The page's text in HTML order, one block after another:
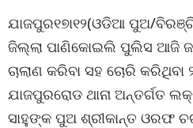
ଯାଜପୁର୧୭ା୧୨(ଓଡିଆ ପୁଅ/
ଜିଲ୍ଲା ପାଣିକୋଇଲି ପୁଲିସ ଆଜି
ଚାଲାଣ କରିବା ସହ ଚୋରି କରିଥିବା
ଯାଜପୁରରୋଡ ଥାନା ଅନ୍ତର୍ଗତ
ସାହୁଙ୍କ ପୁଅ ଶ୍ରୀକାନ୍ତ ଓରଫ